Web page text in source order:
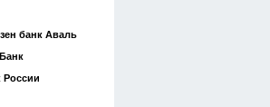
банк Аваль
России